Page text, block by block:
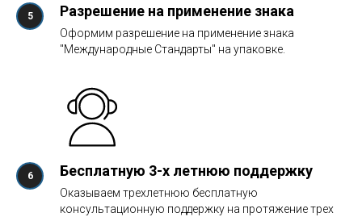
Разрешение на применение знака
Оформим разрешение на применение знака
"Международные Стандарты" на упаковке.
Бесплатную 3-х летнюю поддержку
Оказываем трехлетнюю бесплатную
консультационную поддержку на протяжение трех